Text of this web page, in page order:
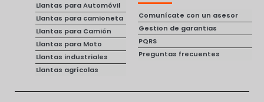
Llantas para Automóvil
Llantas para camioneta
Llantas para Camión
Llantas para Moto
Llantas industriales
Llantas agrícolas
Comunícate con un asesor
Gestion de garantias
PQRS
Preguntas frecuentes